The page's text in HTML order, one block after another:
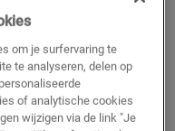
om je surfervaring te
te analyseren, delen op
of analytische cookies
wijzigen via de link "Je